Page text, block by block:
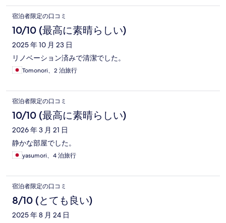
宿泊者限定の口コミ
10/10 (最高に素晴らしい)
2025 年 10 月 23 日
リノベーション済みで清潔でした。
Tomonori、2 泊旅行
宿泊者限定の口コミ
10/10 (最高に素晴らしい)
2026 年 3 月 21 日
静かな部屋でした。
yasumori、4 泊旅行
宿泊者限定の口コミ
8/10 (とても良い)
2025 年 8 月 24 日